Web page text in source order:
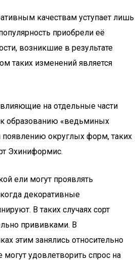
качествам уступает лишь
приобрели её
возникшие в результате
таких изменений является
на отдельные части
образованию «ведьминых
появлению округлых форм, таких
Эхиниформис.
ели могут проявлять
декоративные
В таких случаях сорт
прививками. В
этим занялись относительно
могут удовлетворить спрос на